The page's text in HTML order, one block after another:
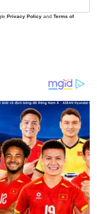
trường
vàng
dùng
giá
khoán
cà phê
Privacy Policy and Terms of